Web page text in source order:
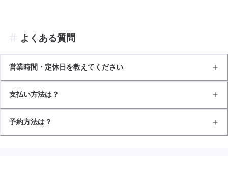
よくある質問
営業時間・定休日を教えてください
支払い方法は？
予約方法は？